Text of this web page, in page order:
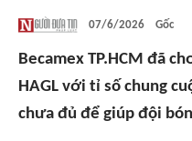
07/6/2026 Gốc
Becamex TP.HCM đã
HAGL với tỉ số chung
chưa đủ để giúp đội